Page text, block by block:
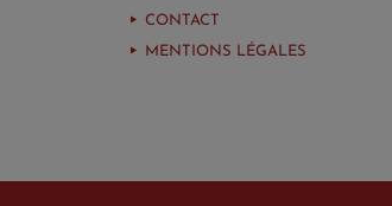
CONTACT
MENTIONS LÉGALES